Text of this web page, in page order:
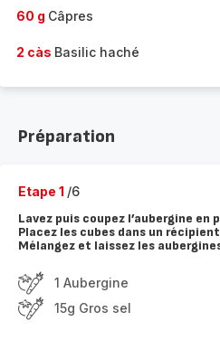
60 g Câpres
2 càs Basilic haché
Préparation
Etape 1 /6
Lavez puis coupez l’aubergine
Placez les cubes dans un
Mélangez et laissez les
1 Aubergine
15g Gros sel